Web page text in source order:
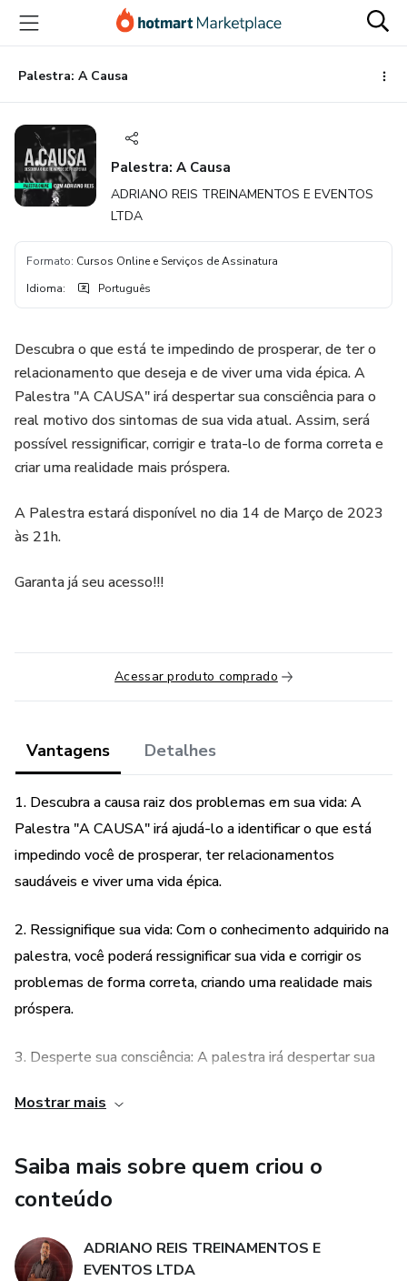
para
conteúdo
principal
para
pagamento
para
rodapé
Palestra: A Causa
Palestra: A Causa
ADRIANO REIS TREINAMENTOS E EVENTOS
LTDA
Formato: Cursos Online e Serviços de Assinatura
Idioma: Português
Descubra o que está te impedindo de prosperar, de ter o
relacionamento que deseja e de viver uma vida épica. A
Palestra "A CAUSA" irá despertar sua consciência para o
real motivo dos sintomas de sua vida atual. Assim, será
possível ressignificar, corrigir e trata-lo de forma correta e
criar uma realidade mais próspera.
A Palestra estará disponível no dia 14 de Março de 2023
às 21h.
Garanta já seu acesso!!!
Acessar produto comprado
Vantagens Detalhes
1. Descubra a causa raiz dos problemas em sua vida: A
Palestra "A CAUSA" irá ajudá-lo a identificar o que está
impedindo você de prosperar, ter relacionamentos
saudáveis e viver uma vida épica.
2. Ressignifique sua vida: Com o conhecimento adquirido na
palestra, você poderá ressignificar sua vida e corrigir os
problemas de forma correta, criando uma realidade mais
próspera.
3. Desperte sua consciência: A palestra irá despertar sua
atual, permitindo que você entenda melhor suas escolhas
4. Acesso fácil e conveniente: A Palestra "A CAUSA"
estará disponível online, permitindo que você assista de
qualquer lugar e a qualquer hora, sem precisar se deslocar
ou perder tempo em deslocamentos.
Mostrar mais
Saiba mais sobre quem criou o
conteúdo
ADRIANO REIS TREINAMENTOS E
EVENTOS LTDA